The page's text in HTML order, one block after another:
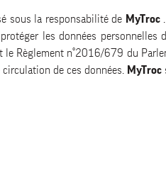
sous la responsabilité de MyTroc.
les données personnelles
Règlement n°2016/679 du
de ces données.
MyTroc